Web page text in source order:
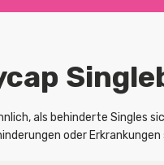
als behinderte Singles
oder